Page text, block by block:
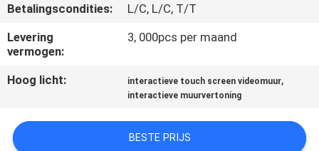
VERZOEK
OM
EEN
CITAAT
CASE
Betalingscondities:
L/C, L/C, T/T
Levering
vermogen:
3, 000pcs per maand
Hoog licht: interactieve touch screen videomuur,
interactieve muurvertoning
BESTE PRIJS